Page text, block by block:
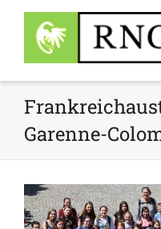
Garenne-